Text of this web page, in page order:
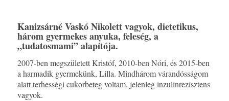
Kanizsárné Vaskó Nikolett vagyok, dietetikus,
három gyermekes anyuka, feleség, a
„tudatosmami” alapítója.
2007-ben megszületett Kristóf, 2010-ben Nóri, és 2015-ben
a harmadik gyermekünk, Lilla. Mindhárom várandósságom
alatt terhességi cukorbeteg voltam, jelenleg inzulinrezisztens
vagyok.